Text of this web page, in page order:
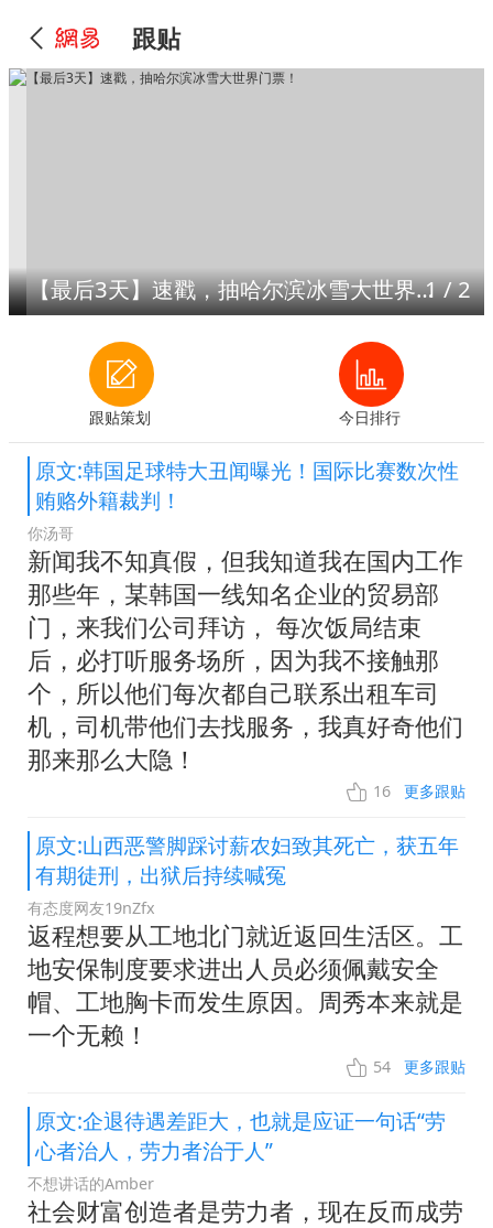
跟贴
【最后3天】速戳，抽哈尔滨冰雪大世界门票！1/2
跟贴策划 今日排行
原文:韩国足球特大丑闻曝光！国际比赛数次性
贿赂外籍裁判！
你汤哥
新闻我不知真假，但我知道我在国内工作
那些年，某韩国一线知名企业的贸易部
门，来我们公司拜访， 每次饭局结束
后，必打听服务场所，因为我不接触那
个，所以他们每次都自己联系出租车司
机，司机带他们去找服务，我真好奇他们
那来那么大隐！
16 更多跟贴
原文:山西恶警脚踩讨薪农妇致其死亡，获五年
有期徒刑，出狱后持续喊冤
有态度网友19nZfx
返程想要从工地北门就近返回生活区。工
地安保制度要求进出人员必须佩戴安全
帽、工地胸卡而发生原因。周秀本来就是
一个无赖！
54 更多跟贴
原文:企退待遇差距大，也就是应证一句话“劳
心者治人，劳力者治于人”
不想讲话的Amber
社会财富创造者是劳力者，现在反而成劳